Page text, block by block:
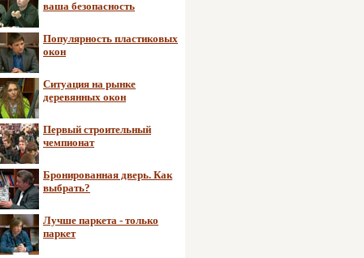
ваша безопасность
Популярность пластиковых
окон
Ситуация на рынке
деревянных окон
Первый строительный
чемпионат
Бронированная дверь. Как
выбрать?
Лучше паркета - только
паркет